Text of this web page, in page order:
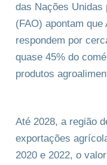
das Nações Unidas
(FAO) apontam
respondem por
quase 45% do
produtos
Até 2028, a região
exportações
2020 e 2022, o